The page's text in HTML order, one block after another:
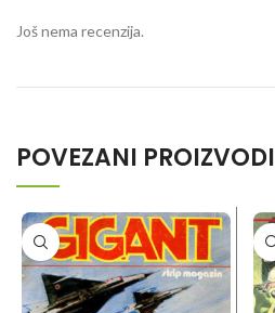
Još nema recenzija.
POVEZANI PROIZVODI